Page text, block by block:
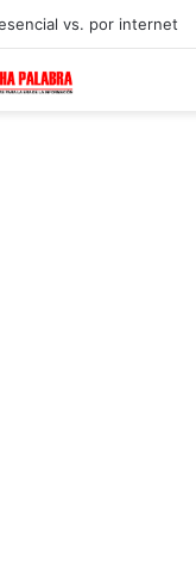
vs. por internet